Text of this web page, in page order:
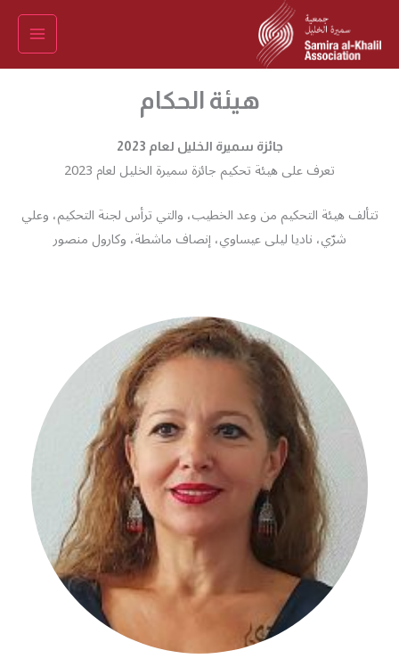
المحتوى
هيئة الحكام
جائزة سميرة الخليل لعام 2023
تعرف على هيئة تحكيم جائزة سميرة الخليل لعام 2023
تتألف هيئة التحكيم من وعد الخطيب، والتي ترأس لجنة التحكيم، وعلي
شرّي، ناديا ليلى عيساوي، إنصاف ماشطة، وكارول منصور